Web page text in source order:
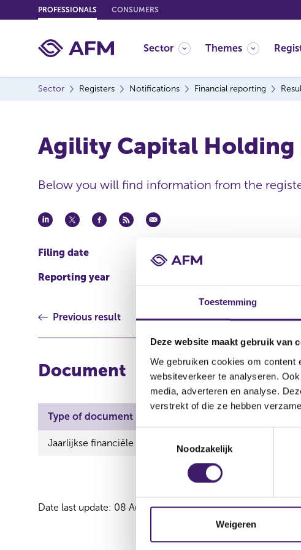
Toestemming
Deze website maakt gebruik van
We gebruiken cookies om content
websiteverkeer te analyseren.
media, adverteren en analyse.
verstrekt of die ze hebben
e
Noodzakelijk
Weigeren
o
o
PROFESSIONALS CONSUMERS
Sector Themes
Sector Registers Notifications Financial reporting
Agility Capital Holding
Below you will find information from the
Filing date 30 apr 2026
Reporting year
Previous result
Document
Type of document
Jaarlijkse financiële verslaggeving
Date last update: 08 August 2026